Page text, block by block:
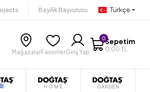
Bayilik Başvurusu Türkçe
MağazalarFavorilerGiriş Yap
0Sepetim
0,00 TL